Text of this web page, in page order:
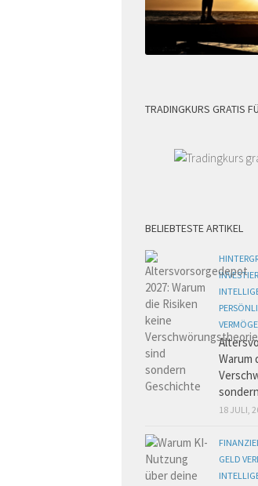
TRADINGKURS GRATIS
BELIEBTESTE ARTIKEL
Warum
18 JULI,
GELD